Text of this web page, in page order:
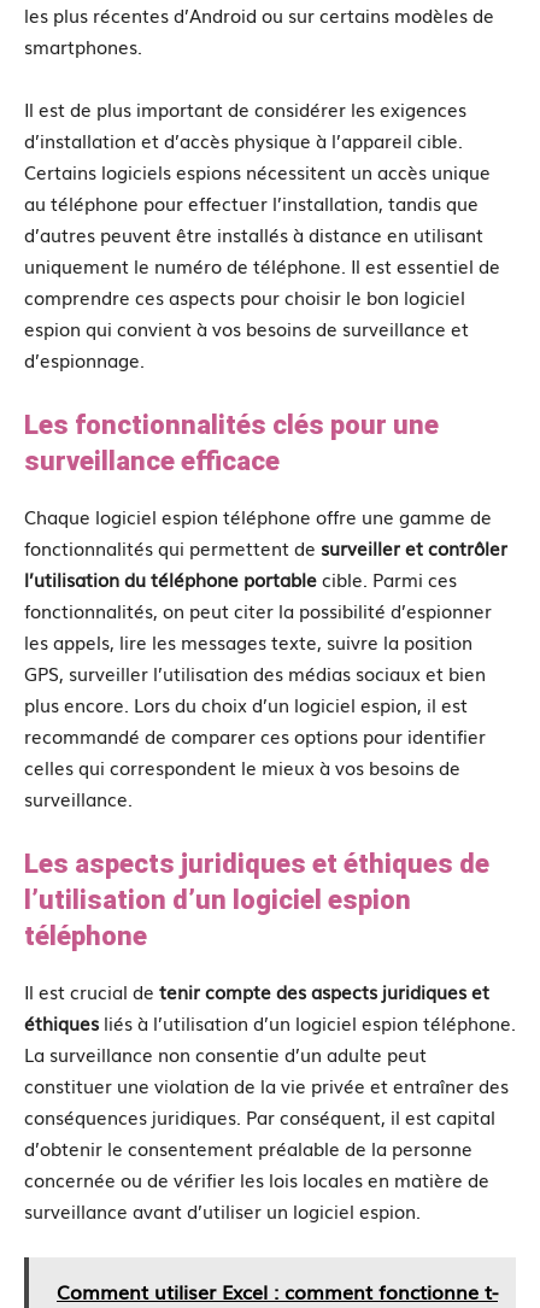
les plus récentes d’Android ou sur certains modèles de
smartphones.
Il est de plus important de considérer les exigences
d’installation et d’accès physique à l’appareil cible.
Certains logiciels espions nécessitent un accès unique
au téléphone pour effectuer l’installation, tandis que
d’autres peuvent être installés à distance en utilisant
uniquement le numéro de téléphone. Il est essentiel de
comprendre ces aspects pour choisir le bon logiciel
espion qui convient à vos besoins de surveillance et
d’espionnage.
Les fonctionnalités clés pour une
surveillance efficace
Chaque logiciel espion téléphone offre une gamme de
fonctionnalités qui permettent de surveiller et contrôler
l’utilisation du téléphone portablecible. Parmi ces
fonctionnalités, on peut citer la possibilité d’espionner
les appels, lire les messages texte, suivre la position
GPS, surveiller l’utilisation des médias sociaux et bien
plus encore. Lors du choix d’un logiciel espion, il est
recommandé de comparer ces options pour identifier
celles qui correspondent le mieux à vos besoins de
surveillance.
Les aspects juridiques et éthiques de
l’utilisation d’un logiciel espion
téléphone
Il est crucial de tenir compte des aspects juridiques et
éthiques liés à l’utilisation d’un logiciel espion téléphone.
La surveillance non consentie d’un adulte peut
constituer une violation de la vie privée et entraîner des
conséquences juridiques. Par conséquent, il est capital
d’obtenir le consentement préalable de la personne
concernée ou de vérifier les lois locales en matière de
surveillance avant d’utiliser un logiciel espion.
Comment utiliser Excel : comment fonctionne t-